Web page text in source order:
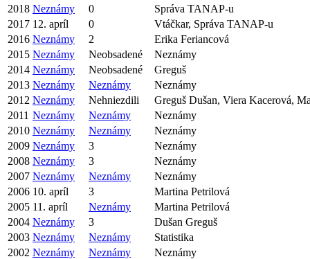
2018 Neznámy 0
Správa TANAP-u
2017 12. apríl 0
Vtáčkar, Správa TANAP-u
2016 Neznámy 2
Erika Feriancová
2015 Neznámy Neobsadené
Neznámy
2014 Neznámy Neobsadené
Greguš
2013 Neznámy Neznámy
Neznámy
2012 Neznámy Nehniezdili
Greguš Dušan, Viera Kacerová,
2011 Neznámy Neznámy
Neznámy
2010 Neznámy Neznámy
Neznámy
2009 Neznámy 3
Neznámy
2008 Neznámy 3
Neznámy
2007 Neznámy Neznámy
Neznámy
2006 10. apríl 3
Martina Petrilová
2005 11. apríl Neznámy
Martina Petrilová
2004 Neznámy 3
Dušan Greguš
2003 Neznámy Neznámy
Statistika
2002 Neznámy Neznámy
Neznámy